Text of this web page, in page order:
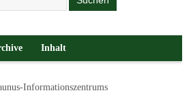
Inhalt
Informationszentrums